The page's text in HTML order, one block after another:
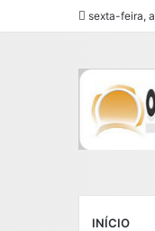
sexta-feira,
INÍCIO